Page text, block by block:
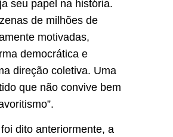
seu papel na história.
de milhões de
motivadas,
democrática e
direção coletiva. Uma
que não convive bem
dito anteriormente, a